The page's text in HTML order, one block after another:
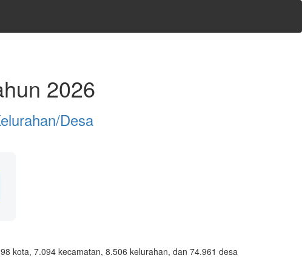
2026
Desa
kota, 7.094 kecamatan, 8.506 kelurahan, dan 74.961 desa